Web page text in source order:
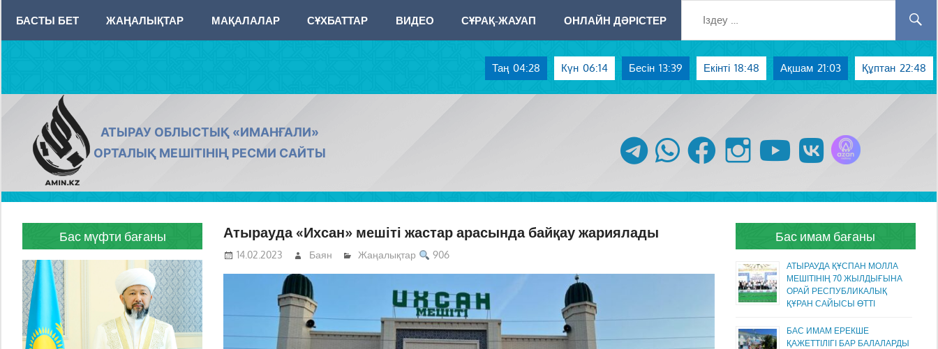
content
БАСТЫ БЕТ ЖАҢАЛЫҚТАР МАҚАЛАЛАР СҰХБАТТАР ВИДЕО СҰРАҚ-ЖАУАП ОНЛАЙН ДӘРІСТЕР
Таң 04:28 Күн 06:14 Бесін 13:39 Екінті 18:48 Ақшам 21:03 Құптан 22:48
AMIN.KZ
АТЫРАУ ОБЛЫСТЫҚ «ИМАНҒАЛИ»
ОРТАЛЫҚ МЕШІТІНІҢ РЕСМИ САЙТЫ
telegram whatsapp facebook instagram youtubevk
Атырауда «Ихсан» мешіті жастар арасында байқау жариялады
14.02.2023 Баян Жаңалықтар 906
Бас мүфти бағаны Бас имам бағаны
АТЫРАУДА ҚҰСПАН МОЛЛА
МЕШІТІНІҢ 70 ЖЫЛДЫҒЫНА
ОРАЙ РЕСПУБЛИКАЛЫҚ
ҚҰРАН САЙЫСЫ ӨТТІ
БАС ИМАМ ЕРЕКШЕ
ҚАЖЕТТІЛІГІ БАР БАЛАЛАРДЫ